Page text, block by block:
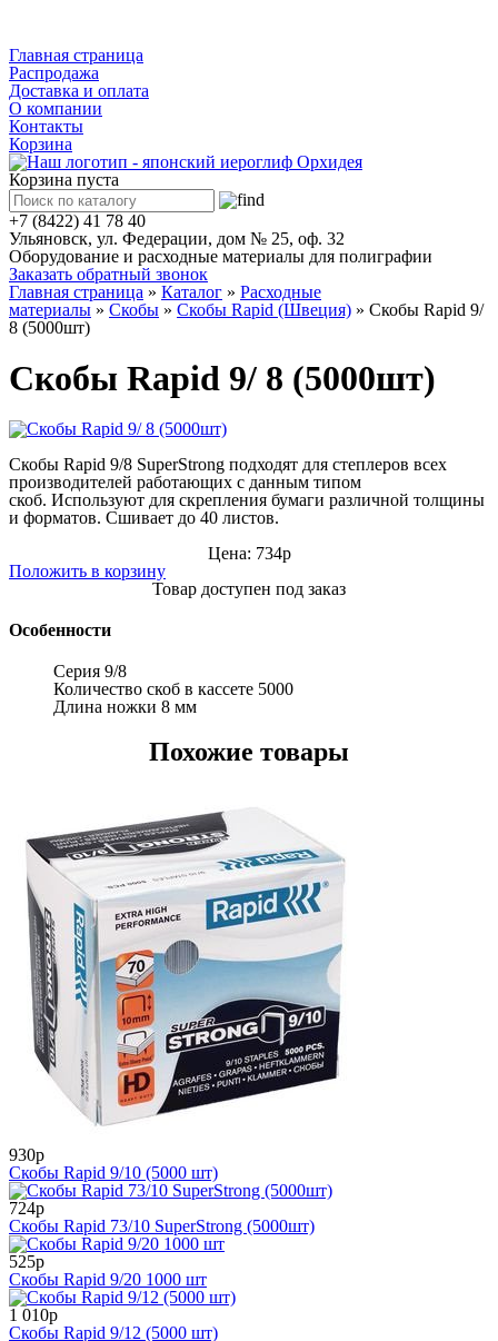
Главная страница
Распродажа
Доставка и оплата
О компании
Контакты
Корзина
Корзина пуста
+7 (8422) 41 78 40
Ульяновск, ул. Федерации, дом № 25, оф. 32
Оборудование и расходные материалы для полиграфии
Заказать обратный звонок
Главная страница » Каталог » Расходные
материалы » Скобы » Скобы Rapid (Швеция) » Скобы Rapid 9/
8 (5000шт)
Скобы Rapid 9/ 8 (5000шт)
Скобы Rapid 9/8 SuperStrong подходят для степлеров всех
производителей работающих с данным типом
скоб. Используют для скрепления бумаги различной толщины
и форматов. Сшивает до 40 листов.
Цена: 734р
Положить в корзину
Товар доступен под заказ
Особенности
Серия 9/8
Количество cкоб в кассете 5000
Длина ножки 8 мм
Похожие товары
930р
Скобы Rapid 9/10 (5000 шт)
724р
Скобы Rapid 73/10 SuperStrong (5000шт)
525р
Скобы Rapid 9/20 1000 шт
1 010р
Скобы Rapid 9/12 (5000 шт)